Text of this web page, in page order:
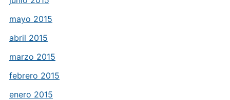
mayo 2015
abril 2015
marzo 2015
febrero 2015
enero 2015